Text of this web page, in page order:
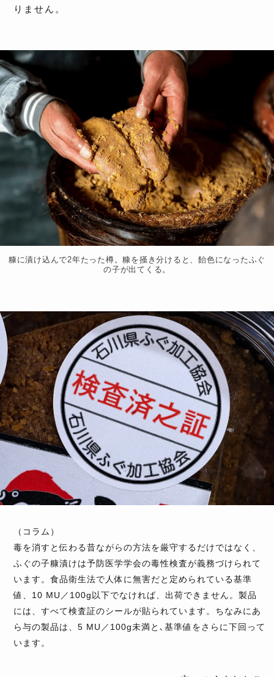
りません。
糠に漬け込んで2年たった樽。糠を掻き分けると、飴色になったふぐ
の子が出てくる。
（コラム）
毒を消すと伝わる昔ながらの方法を厳守するだけではなく、
ふぐの子糠漬けは予防医学学会の毒性検査が義務づけられて
います。食品衛生法で人体に無害だと定められている基準
値、10 MU／100g以下でなければ、出荷できません。製品
には、すべて検査証のシールが貼られています。ちなみにあ
ら与の製品は、5 MU／100g未満と､基準値をさらに下回って
います。